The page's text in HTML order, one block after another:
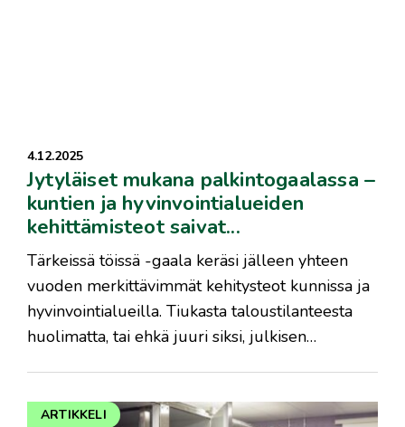
4.12.2025
Jytyläiset mukana palkintogaalassa –
kuntien ja hyvinvointialueiden
kehittämisteot saivat...
Tärkeissä töissä -gaala keräsi jälleen yhteen
vuoden merkittävimmät kehitysteot kunnissa ja
hyvinvointialueilla. Tiukasta taloustilanteesta
huolimatta, tai ehkä juuri siksi, julkisen…
ARTIKKELI